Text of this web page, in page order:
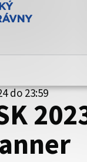
stránka
do 23:59